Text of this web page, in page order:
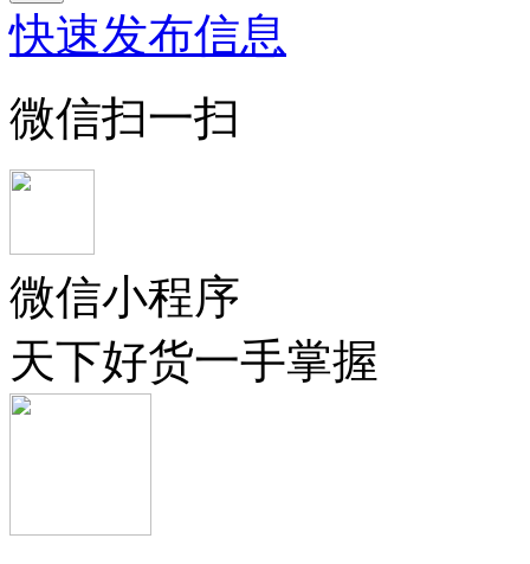
快速发布信息
微信扫一扫
微信小程序
天下好货一手掌握